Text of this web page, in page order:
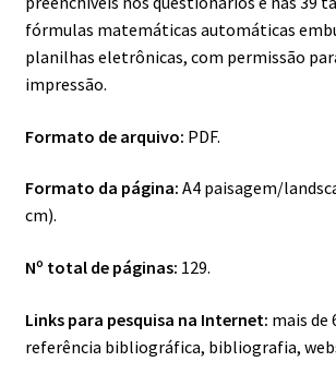
fórmulas matemáticas automáticas
planilhas eletrônicas, com permissão
impressão.
Formato de arquivo: PDF.
Formato da página: A4 paisagem/
cm).
Nº total de páginas: 129.
Links para pesquisa na Internet: mais de
referência bibliográfica, bibliografia,